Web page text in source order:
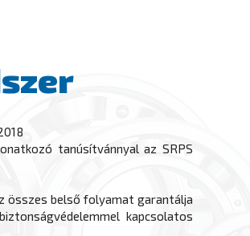
tanúsítvánnyal az SRPS
összes belső folyamat garantálja
kapcsolatos